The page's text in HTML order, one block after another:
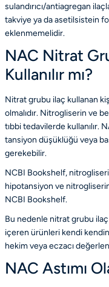
sulandırıcı/antiagregan
takviye ya da asetilsistein
eklenmemelidir.
NAC Nitrat
Kullanılır mı?
Nitrat grubu ilaç kullanan
olmalıdır. Nitrogliserin ve
tıbbi tedavilerde kullanılır.
tansiyon düşüklüğü veya
gerekebilir.
NCBI Bookshelf,
hipotansiyon ve
NCBI Bookshelf.
Bu nedenle nitrat grubu
içeren ürünleri kendi
hekim veya eczacı
NAC Astımı